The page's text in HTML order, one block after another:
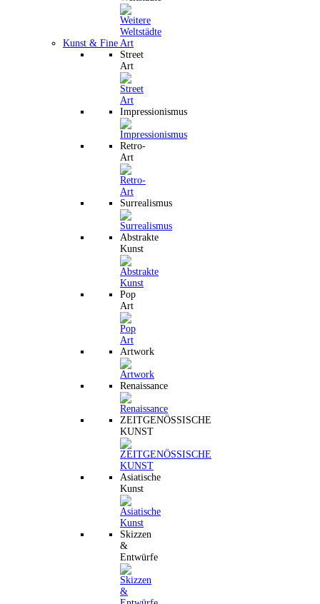
Kunst & Fine Art
Street
Art
Impressionismus
Retro-
Art
Surrealismus
Abstrakte
Kunst
Pop
Art
Artwork
Renaissance
ZEITGENÖSSISCHE
KUNST
Asiatische
Kunst
Skizzen
&
Entwürfe